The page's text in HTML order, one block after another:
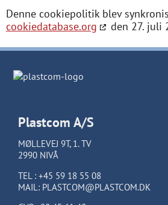
Denne cookiepolitik blev
cookiedatabase.org
den 27. juli
Plastcom A/S
MØLLEVEJ 9T, 1. TV
2990 NIVÅ
TEL : +45 59 18 55 08
MAIL: PLASTCOM@PLASTCOM.DK